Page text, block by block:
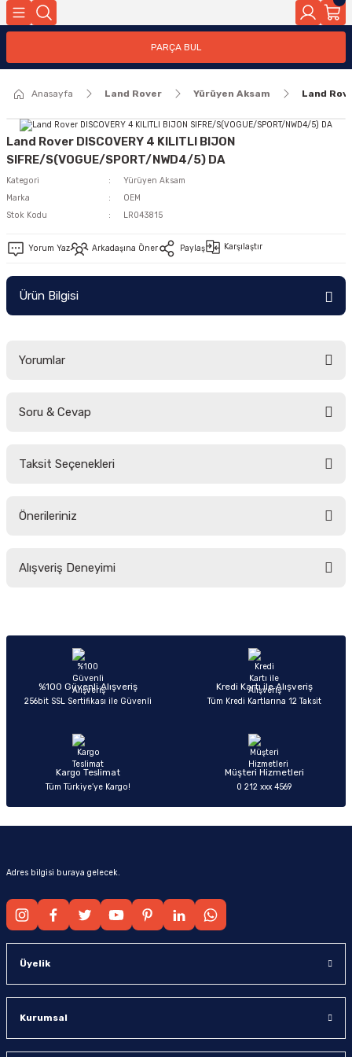
PARÇA BUL
Anasayfa Land Rover Yürüyen Aksam Land
Land Rover DISCOVERY 4 KILITLI BIJON
SIFRE/S(VOGUE/SPORT/NWD4/5) DA
Kategori
Yürüyen Aksam
Marka
OEM
Stok Kodu
LR043815
Yorum Yaz Arkadaşına Öner Paylaş Karşılaştır
Ürün Bilgisi
Yorumlar
Soru & Cevap
Taksit Seçenekleri
Önerileriniz
yetersiz gördüğünüz noktaları öneri formunu kullanarak tarafımıza
Ürün açıklamasında eksik bilgiler bulunuyor.
Ürün bilgilerinde hatalar bulunuyor.
Ürün fiyatı diğer sitelerden daha pahalı.
Alışveriş Deneyimi
Sitemize ilk yorumu siz yapın!
%100 Güvenli Alışveriş
256bit SSL Sertifikası ile Güvenli
Kredi Kartı ile Alışveriş
Tüm Kredi Kartlarına 12 Taksit
Kargo Teslimat
Tüm Türkiye’ye Kargo!
Müşteri Hizmetleri
0 212 xxx 4569
Adres bilgisi buraya gelecek.
Üyelik
Kurumsal